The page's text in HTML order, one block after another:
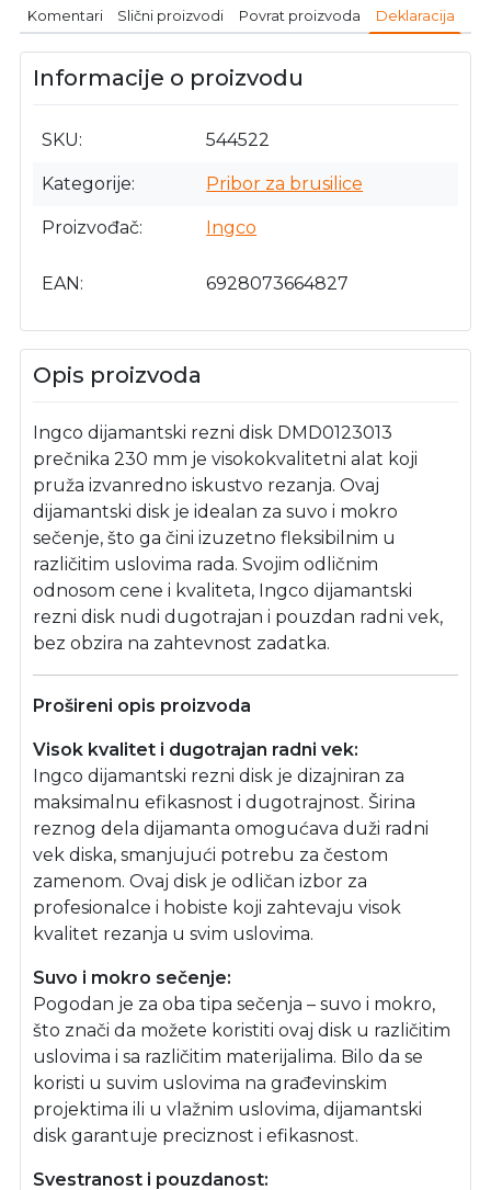
Komentari Slični proizvodi Povrat proizvoda Deklaracija
Informacije o proizvodu
SKU 544522
Kategorije Pribor za brusilice
Proizvođač Ingco
EAN 6928073664827
Opis proizvoda
Ingco dijamantski rezni disk DMD0123013
prečnika 230 mm je visokokvalitetni alat koji
pruža izvanredno iskustvo rezanja. Ovaj
dijamantski disk je idealan za suvo i mokro
sečenje, što ga čini izuzetno fleksibilnim u
različitim uslovima rada. Svojim odličnim
odnosom cene i kvaliteta, Ingco dijamantski
rezni disk nudi dugotrajan i pouzdan radni vek,
bez obzira na zahtevnost zadatka.
Prošireni opis proizvoda
Visok kvalitet i dugotrajan radni vek:
Ingco dijamantski rezni disk je dizajniran za
maksimalnu efikasnost i dugotrajnost. Širina
reznog dela dijamanta omogućava duži radni
vek diska, smanjujući potrebu za čestom
zamenom. Ovaj disk je odličan izbor za
profesionalce i hobiste koji zahtevaju visok
kvalitet rezanja u svim uslovima.
Suvo i mokro sečenje:
Pogodan je za oba tipa sečenja – suvo i mokro,
što znači da možete koristiti ovaj disk u različitim
uslovima i sa različitim materijalima. Bilo da se
koristi u suvim uslovima na građevinskim
projektima ili u vlažnim uslovima, dijamantski
disk garantuje preciznost i efikasnost.
Svestranost i pouzdanost: